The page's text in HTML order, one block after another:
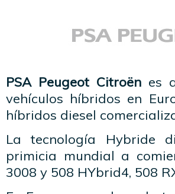
PSA Peugeot Citroën es
vehículos híbridos en
híbridos diesel
La tecnología Hybride
primicia mundial a
3008 y 508 HYbrid4, 508